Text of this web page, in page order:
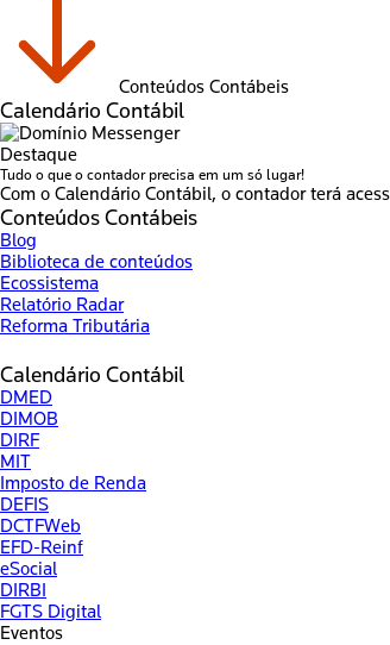
Conteúdos Contábeis
Calendário Contábil
Destaque
Tudo o que o contador precisa em um só lugar!
Com o Calendário Contábil, o contador terá
Conteúdos Contábeis
Blog
Biblioteca de conteúdos
Ecossistema
Relatório Radar
Reforma Tributária
Calendário Contábil
DMED
DIMOB
DIRF
MIT
Imposto de Renda
DEFIS
DCTFWeb
EFD-Reinf
eSocial
DIRBI
FGTS Digital
Eventos